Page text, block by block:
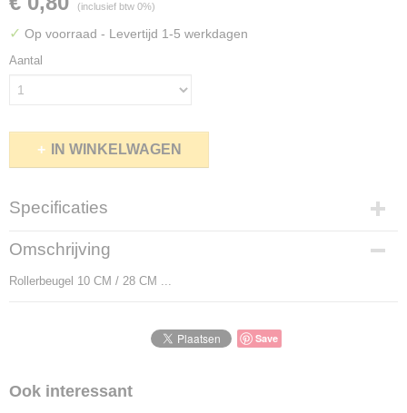
(inclusief btw 0%)
✓ Op voorraad - Levertijd 1-5 werkdagen
Aantal
IN WINKELWAGEN
Specificaties
Productcode
1003-2
Productcode leverancier
Omschrijving
Rollerbeugel 10 CM / 28 CM ...
Save
Ook interessant